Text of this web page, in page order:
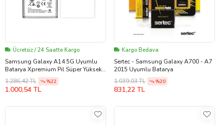
Ücretsiz / 24 Saatte Kargo
Samsung Galaxy A14 5G Uyumlu
Batarya Xpremium Pil Süper Yüksek
Kalite 5000 mAh WT-S-W2
1.286,42 TL %22
1.000,54 TL
Kargo Bedava
Sertec - Samsung Galaxy A700 - A7
2015 Uyumlu Batarya
1.039,03 TL
%20
831,22 TL